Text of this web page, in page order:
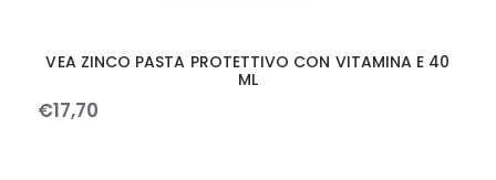
VEA ZINCO PASTA PROTETTIVO CON VITAMINA E 40
ML
€17,70